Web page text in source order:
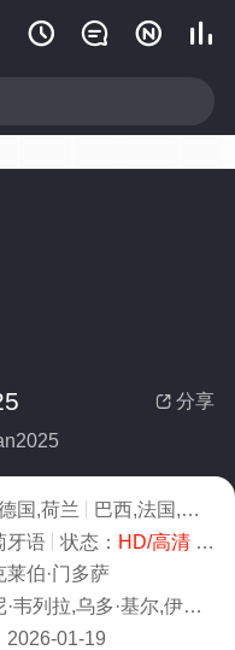
   
 分享
国,荷兰
巴西,法国,德国,荷兰,剧情
牙语 状态： HD/高清- 免费在线观看
莱伯·门多萨
多·基尔,伊萨贝尔·祖拉,瓦格纳·马拉,艾米拉·盖德斯,马丽娅·费尔南达·康基多,托
2026-01-19